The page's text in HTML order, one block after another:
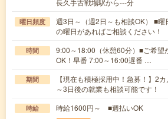
長久手古戦場駅から---分
曜日頻度
週3日～（週2日～も相談OK） ■曜
の曜日があればご相談ください！
時間
9:00～18:00（休憩60分）■ご希望
OK！早番 7:00～16:00遅番 …
期間
【現在も積極採用中！急募！】2
～3日後の就業も相談可能です！
時給 時給1600円～ ■週払いOK